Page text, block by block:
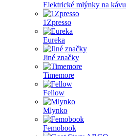
Elektrické mlýnky na kávu
1Zpresso
Eureka
Jiné značky
Timemore
Fellow
Mlynko
Femobook